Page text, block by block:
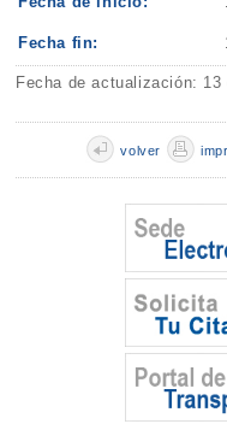
Fecha fin:
Fecha de actualización:
volver